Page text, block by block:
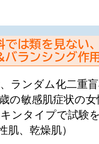
ランダム化二重
の敏感肌症状の
ンタイプで試験
肌、乾燥肌）